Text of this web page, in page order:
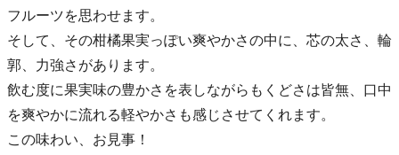
フルーツを思わせます。
そして、その柑橘果実っぽい爽やかさの中に、芯の太さ、輪
郭、力強さがあります。
飲む度に果実味の豊かさを表しながらもくどさは皆無、口中
を爽やかに流れる軽やかさも感じさせてくれます。
この味わい、お見事！